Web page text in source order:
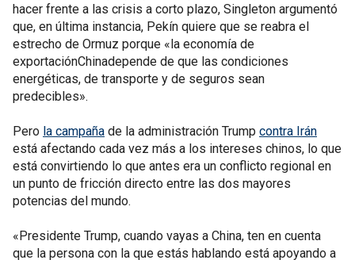
hacer frente a las crisis a corto plazo, Singleton argumentó
que, en última instancia, Pekín quiere que se reabra el
estrecho de Ormuz porque «la economía de
exportaciónChinadepende de que las condiciones
energéticas, de transporte y de seguros sean
predecibles».
Pero la campaña de la administración Trump contra Irán
está afectando cada vez más a los intereses chinos, lo que
está convirtiendo lo que antes era un conflicto regional en
un punto de fricción directo entre las dos mayores
potencias del mundo.
«Presidente Trump, cuando vayas a China, ten en cuenta
que la persona con la que estás hablando está apoyando a